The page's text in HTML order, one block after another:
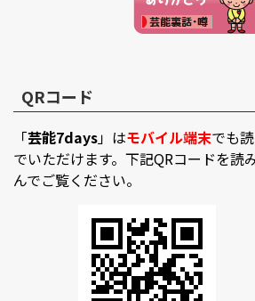
QRコード
「芸能7days」はモバイル端末でも
でいただけます。下記QRコードを読
んでご覧ください。